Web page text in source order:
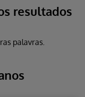
resultados
palavras.